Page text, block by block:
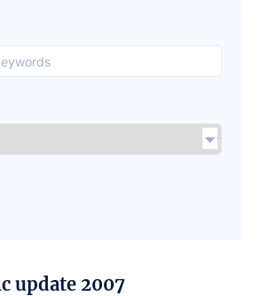
update 2007